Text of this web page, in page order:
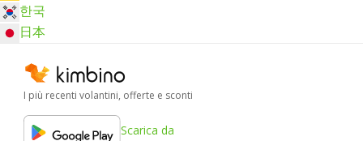
한국
日本
I più recenti volantini, offerte e sconti
Scarica da